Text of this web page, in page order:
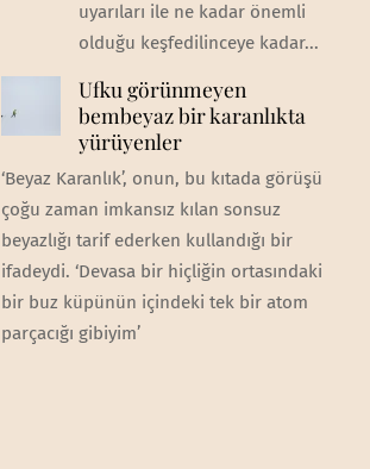
uyarıları ile ne kadar önemli
olduğu keşfedilinceye kadar...
Ufku görünmeyen
bembeyaz bir karanlıkta
yürüyenler
‘Beyaz Karanlık’, onun, bu kıtada görüşü
çoğu zaman imkansız kılan sonsuz
beyazlığı tarif ederken kullandığı bir
ifadeydi. ‘Devasa bir hiçliğin ortasındaki
bir buz küpünün içindeki tek bir atom
parçacığı gibiyim’